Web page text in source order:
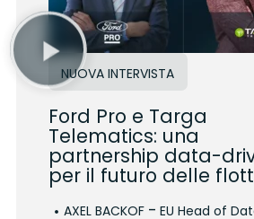
NUOVA INTERVISTA
Ford Pro e Targa
Telematics: una
partnership data-
per il futuro delle
AXEL BACKOF - EU Head of